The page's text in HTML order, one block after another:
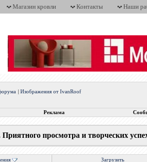
Магазин кровли Контакты Наши
|Изображения от IvanRoof
Реклама
просмотра и творческих
Загрузить